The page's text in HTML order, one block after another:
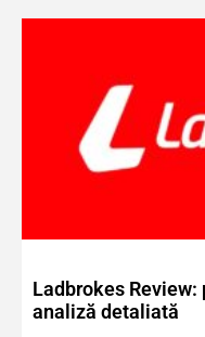
Ladbrokes
analiză detaliată